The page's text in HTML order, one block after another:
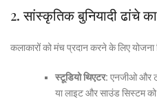
2. सांस्कृतिक बुनियादी ढांचे का
कलाकारों को मंच प्रदान करने के लिए योजना
स्टूडियो थिएटर: एनजीओ और
या लाइट और साउंड सिस्टम